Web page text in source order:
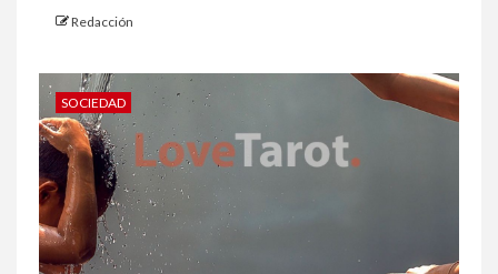
Redacción
SOCIEDAD